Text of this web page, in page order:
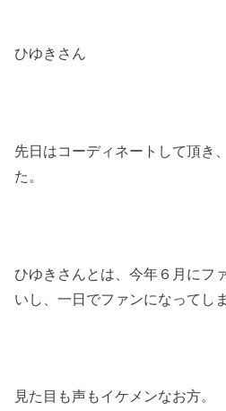
ひゆきさん
先日はコーディネートして頂き
た。
ひゆきさんとは、今年６月にフ
いし、一日でファンになってし
見た目も声もイケメンなお方。